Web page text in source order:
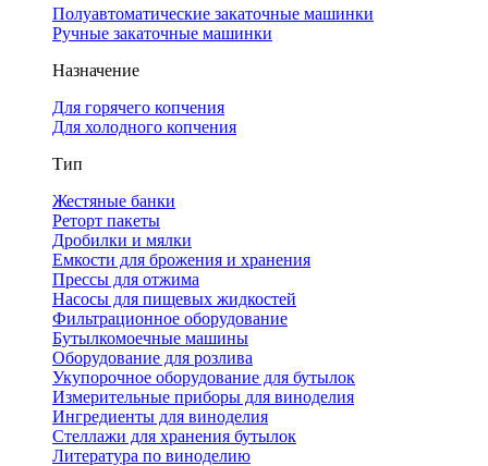
Полуавтоматические закаточные машинки
Ручные закаточные машинки
Назначение
Для горячего копчения
Для холодного копчения
Тип
Жестяные банки
Реторт пакеты
Дробилки и мялки
Емкости для брожения и хранения
Прессы для отжима
Насосы для пищевых жидкостей
Фильтрационное оборудование
Бутылкомоечные машины
Оборудование для розлива
Укупорочное оборудование для бутылок
Измерительные приборы для виноделия
Ингредиенты для виноделия
Стеллажи для хранения бутылок
Литература по виноделию